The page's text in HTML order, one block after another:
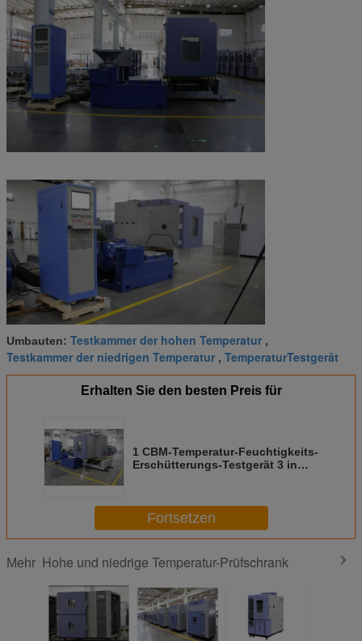
Umbauten: Testkammer der hohen Temperatur ,
Testkammer der niedrigen Temperatur , TemperaturTestgerät
Erhalten Sie den besten Preis für
1 CBM-Temperatur-Feuchtigkeits-
Erschütterungs-Testgerät 3 in
Fortsetzen
Mehr Hohe und niedrige Temperatur-Prüfschrank